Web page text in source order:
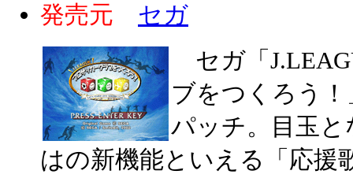
発売元 セガ
セガ「
ブをつくろう
パッチ。目玉と
はの新機能といえる「応援